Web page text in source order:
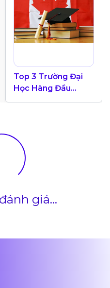
Top 3 Trường Đại
Học Hàng Đầu
Canada Theo Bảng
giá...